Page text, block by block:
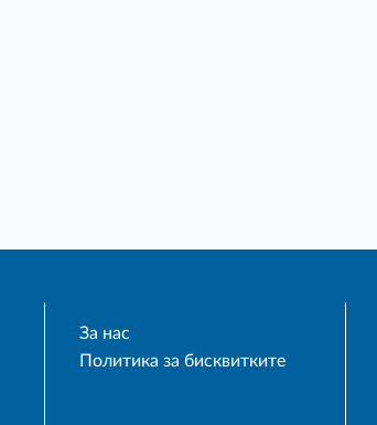
За нас
Политика за бисквитките